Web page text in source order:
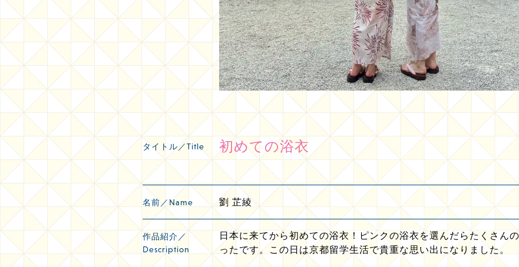
タイトル／Title 初めての浴衣
名前／Name 劉 芷綾
作品紹介／
Description
日本に来てから初めての浴衣！ピンクの浴衣を選んだらたくさん
ったです。この日は京都留学生活で貴重な思い出になりました。